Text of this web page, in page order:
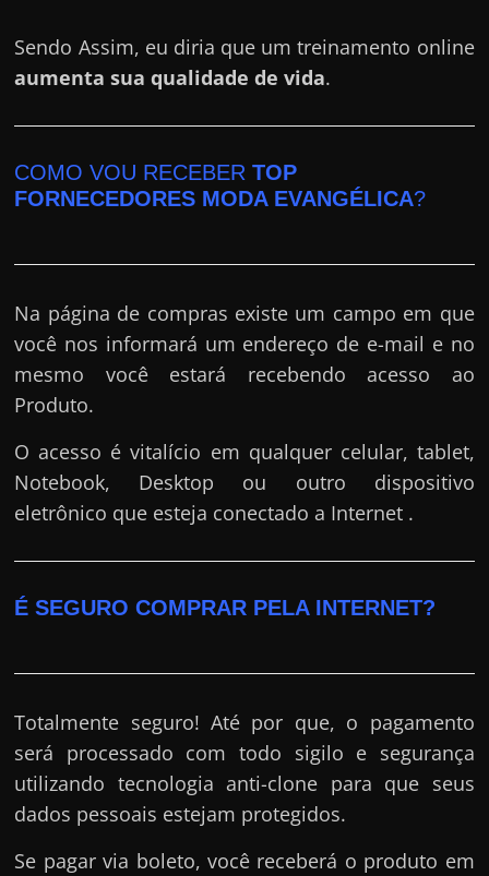
Sendo Assim, eu diria que um treinamento online
aumenta sua qualidade de vida.
COMO VOU RECEBERTOP
FORNECEDORES MODA EVANGÉLICA?
Na página de compras existe um campo em que
você nos informará um endereço de e-mail e no
mesmo você estará recebendo acesso ao
Produto.
O acesso é vitalício em qualquer celular, tablet,
Notebook, Desktop ou outro dispositivo
eletrônico que esteja conectado a Internet .
É SEGURO COMPRAR PELA INTERNET?
Totalmente seguro! Até por que, o pagamento
será processado com todo sigilo e segurança
utilizando tecnologia anti-clone para que seus
dados pessoais estejam protegidos.
Se pagar via boleto, você receberá o produto em